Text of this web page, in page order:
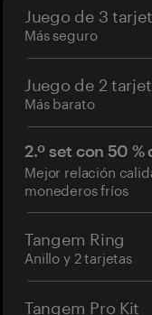
Juego de 3
Más seguro
Juego de 2
Más barato
2.º set con 50
Mejor relación
monederos fríos
Tangem Ring
Anillo y 2 tarjetas
Tangem Pro Kit